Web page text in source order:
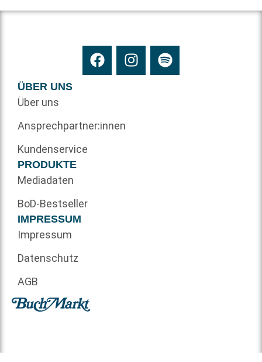
ÜBER UNS
Über uns
Ansprechpartner:innen
Kundenservice
PRODUKTE
Mediadaten
BoD-Bestseller
IMPRESSUM
Impressum
Datenschutz
AGB